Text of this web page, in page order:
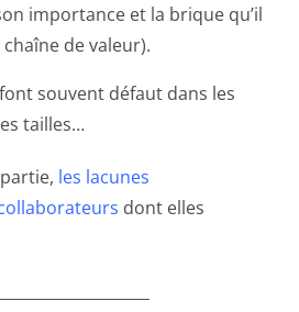
importance et la brique qu’il
de valeur).
souvent défaut dans les
tailles…
les lacunes
dont elles